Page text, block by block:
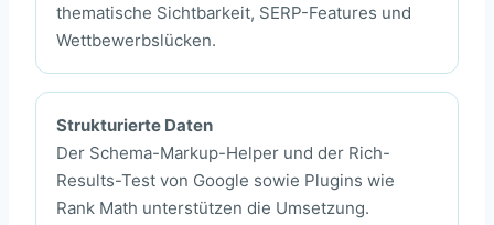
thematische Sichtbarkeit, SERP-Features und
Wettbewerbslücken.
Strukturierte Daten
Der Schema-Markup-Helper und der Rich-
Results-Test von Google sowie Plugins wie
Rank Math unterstützen die Umsetzung.